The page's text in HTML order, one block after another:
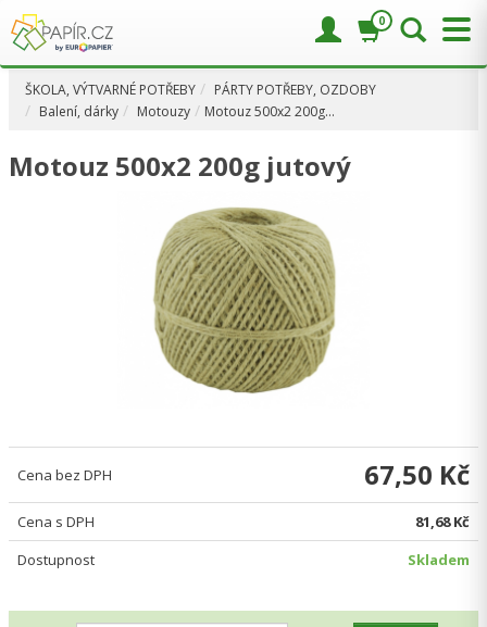
ŠKOLA, VÝTVARNÉ POTŘEBY
PÁRTY POTŘEBY, OZDOBY
Balení, dárky
Motouzy Motouz 500x2 200g…
Motouz 500x2 200g jutový
Cena bez DPH 67,50 Kč
Cena s DPH
81,68 Kč
Dostupnost
Skladem
0